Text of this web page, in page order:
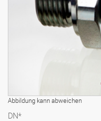
Abbildung kann abweichen
DN*